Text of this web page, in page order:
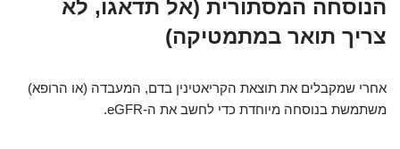
הנוסחה המסתורית (אל תדאגו, לא
צריך תואר במתמטיקה)
אחרי שמקבלים את תוצאת הקריאטינין בדם, המעבדה (או הרופא)
משתמשת בנוסחה מיוחדת כדי לחשב את ה-eGFR.